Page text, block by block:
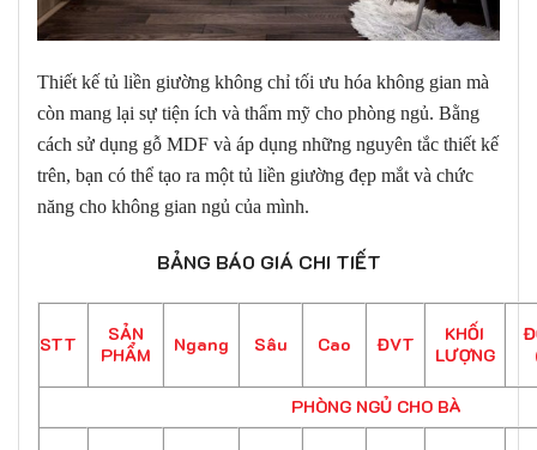
Thiết kế tủ liền giường không chỉ tối ưu hóa không gian mà
còn mang lại sự tiện ích và thẩm mỹ cho phòng ngủ. Bằng
cách sử dụng gỗ MDF và áp dụng những nguyên tắc thiết kế
trên, bạn có thể tạo ra một tủ liền giường đẹp mắt và chức
năng cho không gian ngủ của mình.
BẢNG BÁO GIÁ CHI TIẾT
STT
SẢN
PHẨM
Ngang Sâu Cao ĐVT
KHỐI
LƯỢNG
PHÒNG NGỦ CHO BÀ